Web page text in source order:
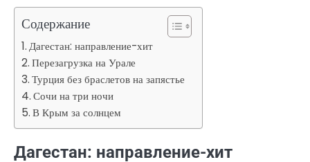
Содержание
Дагестан: направление-хит
Перезагрузка на Урале
Турция без браслетов на запястье
Сочи на три ночи
В Крым за солнцем
Дагестан: направление-хит